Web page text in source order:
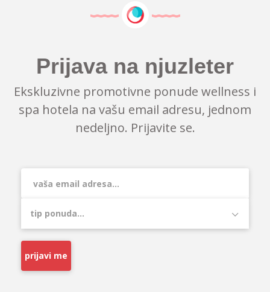
Prijava na njuzleter
Ekskluzivne promotivne ponude wellness i
spa hotela na vašu email adresu, jednom
nedeljno. Prijavite se.
prijavi me